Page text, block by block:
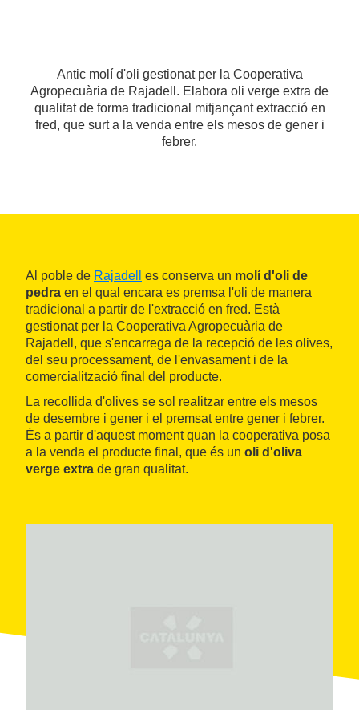
Antic molí d'oli gestionat per la Cooperativa
Agropecuària de Rajadell. Elabora oli verge extra de
qualitat de forma tradicional mitjançant extracció en
fred, que surt a la venda entre els mesos de gener i
febrer.
Al poble de Rajadell es conserva un molí d'oli de
pedra en el qual encara es premsa l'oli de manera
tradicional a partir de l'extracció en fred. Està
gestionat per la Cooperativa Agropecuària de
Rajadell, que s'encarrega de la recepció de les olives,
del seu processament, de l'envasament i de la
comercialització final del producte.
La recollida d'olives se sol realitzar entre els mesos
de desembre i gener i el premsat entre gener i febrer.
És a partir d'aquest moment quan la cooperativa posa
a la venda el producte final, que és un oli d'oliva
verge extra de gran qualitat.